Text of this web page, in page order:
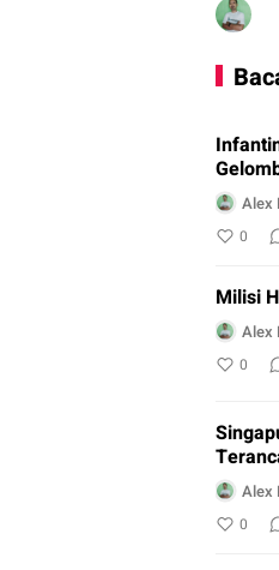
Alex
0
Milisi
Alex
0
Alex
0